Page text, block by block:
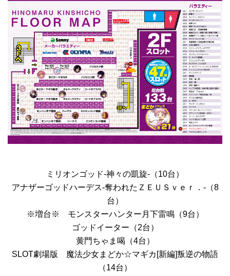
ミリオンゴッド‐神々の凱旋‐（10台）
アナザーゴッドハーデス‐奪われたＺＥＵＳｖｅｒ．‐（8
台）
※増台※ モンスターハンター月下雷鳴（9台）
ゴッドイーター（2台）
黄門ちゃま喝（4台）
SLOT劇場版 魔法少女まどか☆マギカ[新編]叛逆の物語
（14台）